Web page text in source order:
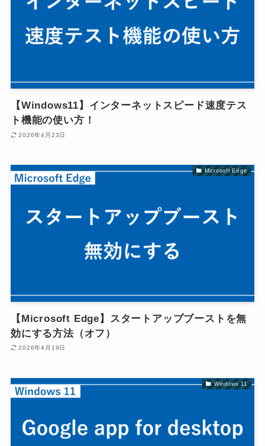
【Windows11】インターネットスピード速度テス
ト機能の使い方！
2026年4月23日
Microsoft Edge
【Microsoft Edge】スタートアップブーストを無
効にする方法（オフ）
2026年4月19日
Windows 11